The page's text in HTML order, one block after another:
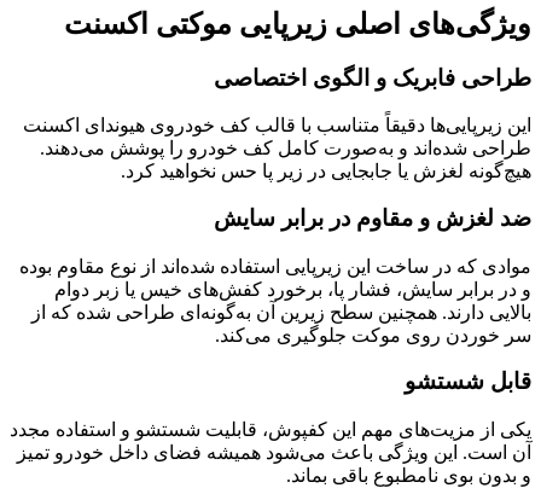
ویژگی‌های اصلی زیرپایی موکتی اکسنت
طراحی فابریک و الگوی اختصاصی
این زیرپایی‌ها دقیقاً متناسب با قالب کف خودروی هیوندای اکسنت
طراحی شده‌اند و به‌صورت کامل کف خودرو را پوشش می‌دهند.
هیچ‌گونه لغزش یا جابجایی در زیر پا حس نخواهید کرد.
ضد لغزش و مقاوم در برابر سایش
موادی که در ساخت این زیرپایی استفاده شده‌اند از نوع مقاوم بوده
و در برابر سایش، فشار پا، برخورد کفش‌های خیس یا زبر دوام
بالایی دارند. همچنین سطح زیرین آن به‌گونه‌ای طراحی شده که از
سر خوردن روی موکت جلوگیری می‌کند.
قابل شستشو
یکی از مزیت‌های مهم این کفپوش، قابلیت شستشو و استفاده مجدد
آن است. این ویژگی باعث می‌شود همیشه فضای داخل خودرو تمیز
و بدون بوی نامطبوع باقی بماند.